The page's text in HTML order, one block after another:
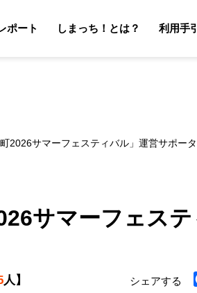
ポート しまっち！とは？
利用手
2026サマーフェスティバル」運営サポータ
サマーフェス
人】
シェアする